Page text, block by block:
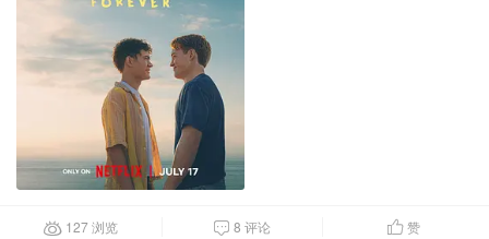
 127 浏览  8 评论 赞